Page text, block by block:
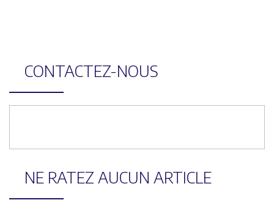
CONTACTEZ-NOUS
NE RATEZ AUCUN ARTICLE